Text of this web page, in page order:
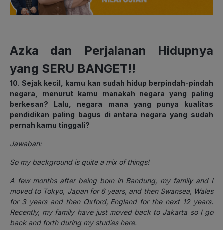
Azka dan Perjalanan Hidupnya
yang SERU BANGET!!
10. Sejak kecil, kamu kan sudah hidup berpindah-pindah
negara, menurut kamu manakah negara yang paling
berkesan? Lalu, negara mana yang punya kualitas
pendidikan paling bagus di antara negara yang sudah
pernah kamu tinggali?
Jawaban:
So my background is quite a mix of things!
A few months after being born in Bandung, my family and I
moved to Tokyo, Japan for 6 years, and then Swansea, Wales
for 3 years and then Oxford, England for the next 12 years.
Recently, my family have just moved back to Jakarta so I go
back and forth during my studies here.